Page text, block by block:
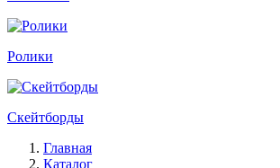
Ролики
Скейтборды
Главная
Каталог